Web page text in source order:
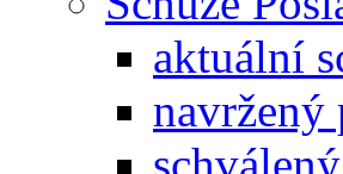
aktuální
navržený